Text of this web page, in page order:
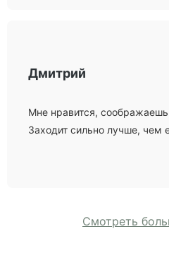
Дмитрий
Мне нравится,
Заходит сильно лучше, чем
Смотреть